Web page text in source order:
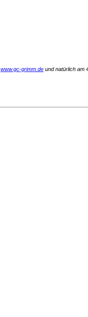
www.gc-grimm.de und natürlich am